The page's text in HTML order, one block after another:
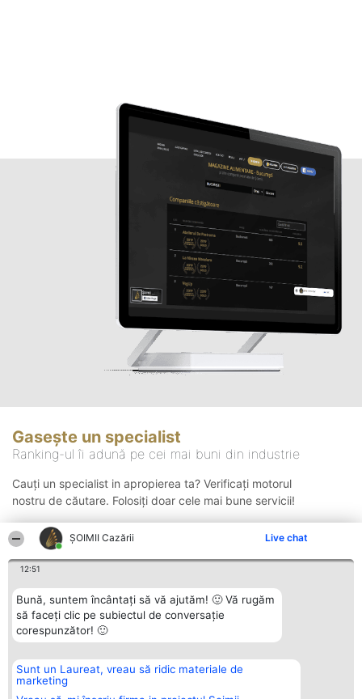
ȘOIMII Cazării Live chat
12:51
Bună, suntem încântați să vă ajutăm! 🙂 Vă rugăm
să faceți clic pe subiectul de conversație
corespunzător! 🙂
Sunt un Laureat, vreau să ridic materiale de
marketing
Gasește un specialist
Ranking-ul îi adună pe cei mai buni din industrie
Cauți un specialist in apropierea ta? Verificați motorul
nostru de căutare. Folosiți doar cele mai bune servicii!
Organizator Ranking
BRIGHT SOLUTIONS BR SRL
Aleea Timisul De Sus 2 Bl. A30
Plebiscyt
Lista Tuturor
Contact